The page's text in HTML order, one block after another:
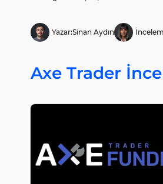
Yazar:Sinan Aydın
Axe Trader